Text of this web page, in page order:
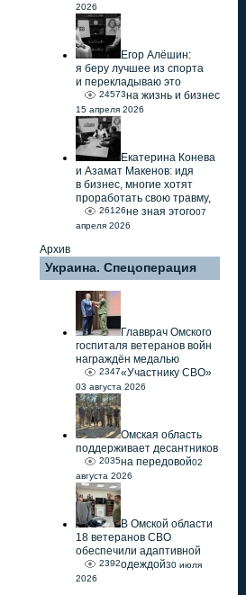
2026
Егор Алёшин:
я беру лучшее из спорта
и перекладываю это
на жизнь и бизнес
24573
15 апреля 2026
Екатерина Конева
и Азамат Макенов: идя
в бизнес, многие хотят
проработать свою травму,
не зная этого
26126
07
апреля 2026
Архив
Украина. Спецоперация
Главврач Омского
госпиталя ветеранов войн
награждён медалью
«Участнику СВО»
2347
03 августа 2026
Омская область
поддерживает десантников
на передовой
2035
02
августа 2026
В Омской области
18 ветеранов СВО
обеспечили адаптивной
одеждой
2392
30 июля
2026